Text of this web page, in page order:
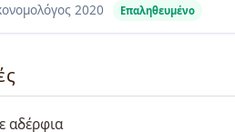
2020 Επαληθευμένο
αδέρφια